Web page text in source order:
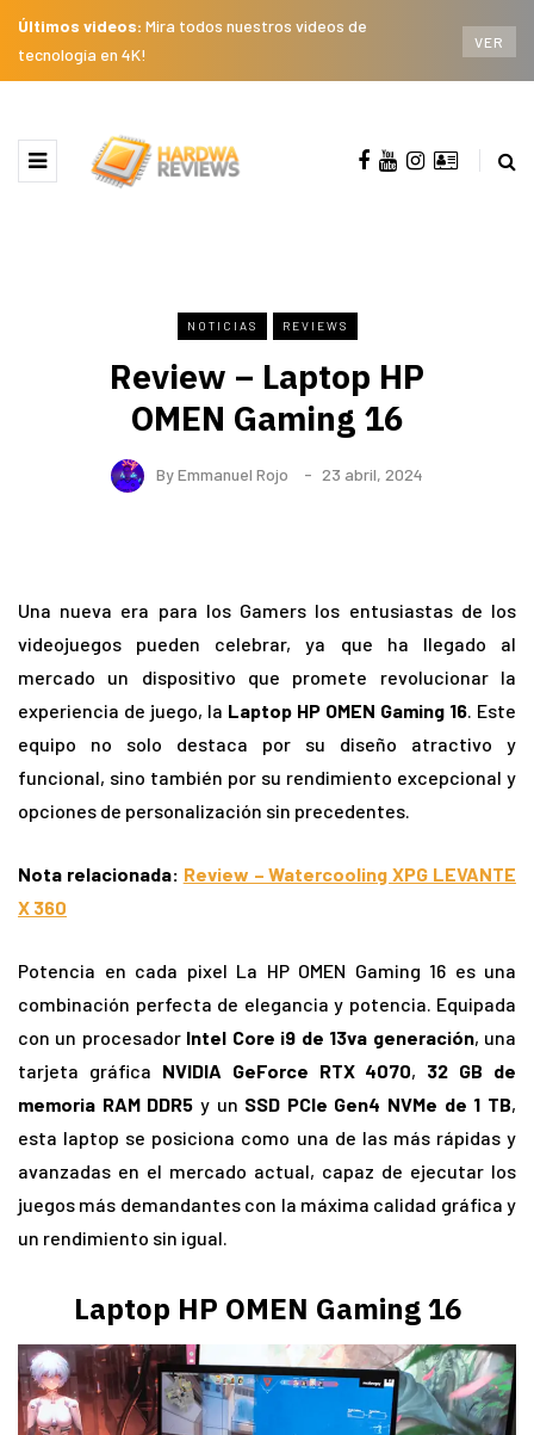
Últimos videos: Mira todos nuestros videos de
tecnología en 4K!
VER
NOTICIAS REVIEWS
Review – Laptop HP
OMEN Gaming 16
ByEmmanuel Rojo 23 abril, 2024
Una nueva era para los Gamers los entusiastas de los
videojuegos pueden celebrar, ya que ha llegado al
mercado un dispositivo que promete revolucionar la
experiencia de juego, la Laptop HP OMEN Gaming 16. Este
equipo no solo destaca por su diseño atractivo y
funcional, sino también por su rendimiento excepcional y
opciones de personalización sin precedentes.
Nota relacionada: Review – Watercooling XPG LEVANTE
X 360
Potencia en cada pixel La HP OMEN Gaming 16 es una
combinación perfecta de elegancia y potencia. Equipada
con un procesador Intel Core i9 de 13va generación, una
tarjeta gráfica NVIDIA GeForce RTX 4070, 32 GB de
memoria RAM DDR5 y un SSD PCIe Gen4 NVMe de 1 TB,
esta laptop se posiciona como una de las más rápidas y
avanzadas en el mercado actual, capaz de ejecutar los
juegos más demandantes con la máxima calidad gráfica y
un rendimiento sin igual.
Laptop HP OMEN Gaming 16